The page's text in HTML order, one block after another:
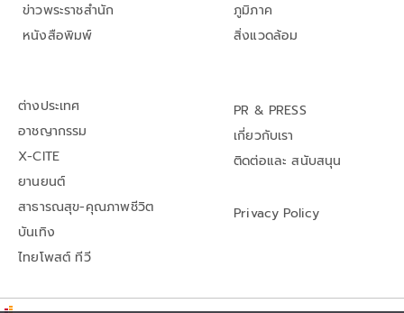
ข่าวพระราชสำนัก
หนังสือพิมพ์
ภูมิภาค
สิ่งแวดล้อม
ต่างประเทศ
อาชญากรรม
X-CITE
ยานยนต์
สาธารณสุข-คุณภาพชีวิต
บันเทิง
ไทยโพสต์ ทีวี
PR & PRESS
เกี่ยวกับเรา
ติดต่อและ สนับสนุน
Privacy Policy